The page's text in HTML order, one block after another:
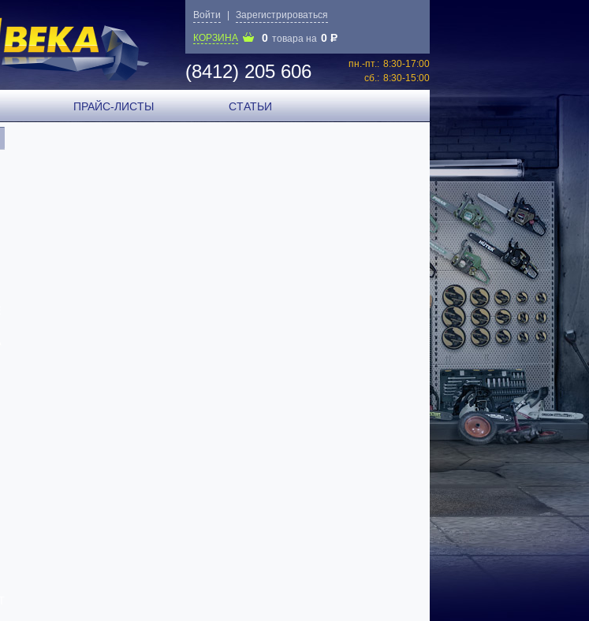
Войти Зарегистрироваться
КОРЗИНА 0 товара на 0 P
(8412) 205 606 пн.-пт.: 8:30-17:00
сб.: 8:30-15:00
ПРАЙС-ЛИСТЫ СТАТЬИ